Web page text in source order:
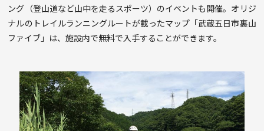
ング（登山道など山中を走るスポーツ）のイベントも開催。オリジ
ナルのトレイルランニングルートが載ったマップ「武蔵五日市裏山
ファイブ」は、施設内で無料で入手することができます。